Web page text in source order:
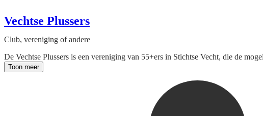
Vechtse Plussers
Club, vereniging of andere
De Vechtse Plussers is een vereniging van 55+ers in Stichtse Vecht, die de
Toon meer